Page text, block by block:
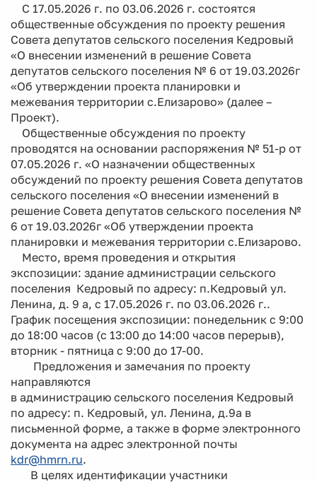
С 17.05.2026 г. по 03.06.2026 г. состоятся
общественные обсуждения по проекту решения
Совета депутатов сельского поселения Кедровый
«О внесении изменений в решение Совета
депутатов сельского поселения № 6 от 19.03.2026г
«Об утверждении проекта планировки и
межевания территории с.Елизарово» (далее –
Проект).
Общественные обсуждения по проекту
проводятся на основании распоряжения № 51-р от
07.05.2026 г. «О назначении общественных
обсуждений по проекту решения Совета депутатов
сельского поселения «О внесении изменений в
решение Совета депутатов сельского поселения №
6 от 19.03.2026г «Об утверждении проекта
планировки и межевания территории с.Елизарово.
Место, время проведения и открытия
экспозиции: здание администрации сельского
поселения Кедровый по адресу: п.Кедровый ул.
Ленина, д. 9 а, с 17.05.2026 г. по 03.06.2026 г..
График посещения экспозиции: понедельник с 9:00
до 18:00 часов (с 13:00 до 14:00 часов перерыв),
вторник - пятница с 9:00 до 17-00.
Предложения и замечания по проекту
направляются
в администрацию сельского поселения Кедровый
по адресу: п. Кедровый, ул. Ленина, д.9а в
письменной форме, а также в форме электронного
документа на адрес электронной почты
kdr@hmrn.ru.
В целях идентификации участники